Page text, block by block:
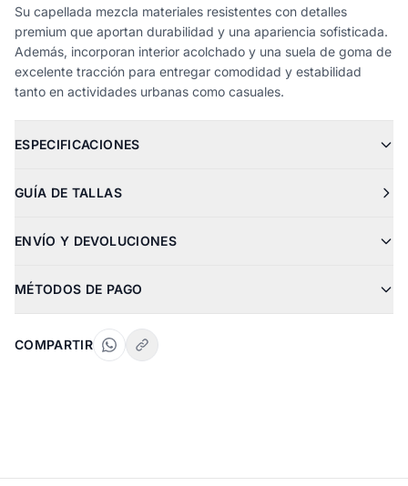
Su capellada mezcla materiales resistentes con detalles
premium que aportan durabilidad y una apariencia sofisticada.
Además, incorporan interior acolchado y una suela de goma de
excelente tracción para entregar comodidad y estabilidad
tanto en actividades urbanas como casuales.
ESPECIFICACIONES
GUÍA DE TALLAS
ENVÍO Y DEVOLUCIONES
MÉTODOS DE PAGO
COMPARTIR